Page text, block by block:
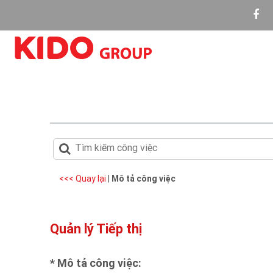
<<< Quay lại Mô tả công việc
Quản lý Tiếp thị
* Mô tả công việc: